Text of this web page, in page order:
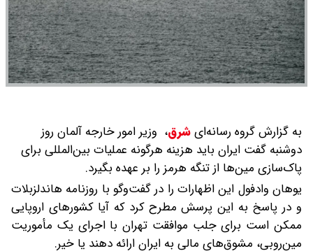
به گزارش گروه رسانه‌ایشرق، وزیر امور خارجه آلمان روز
دوشنبه گفت ایران باید هزینه هرگونه عملیات بین‌المللی برای
پاک‌سازی مین‌ها از تنگه هرمز را بر عهده بگیرد.
یوهان وادفول این اظهارات را در گفت‌وگو با روزنامه هاندلزبلات
و در پاسخ به این پرسش مطرح کرد که آیا کشورهای اروپایی
ممکن است برای جلب موافقت تهران با اجرای یک مأموریت
مین‌روبی، مشوق‌های مالی به ایران ارائه دهند یا خیر.